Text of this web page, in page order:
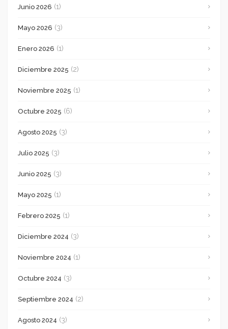
Junio 2026 (1)
Mayo 2026 (3)
Enero 2026 (1)
Diciembre 2025 (2)
Noviembre 2025 (1)
Octubre 2025 (6)
Agosto 2025 (3)
Julio 2025 (3)
Junio 2025 (3)
Mayo 2025 (1)
Febrero 2025 (1)
Diciembre 2024 (3)
Noviembre 2024 (1)
Octubre 2024 (3)
Septiembre 2024 (2)
Agosto 2024 (3)